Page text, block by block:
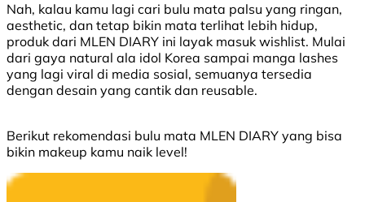
Nah, kalau kamu lagi cari bulu mata palsu yang ringan,
aesthetic, dan tetap bikin mata terlihat lebih hidup,
produk dari MLEN DIARY ini layak masuk wishlist. Mulai
dari gaya natural ala idol Korea sampai manga lashes
yang lagi viral di media sosial, semuanya tersedia
dengan desain yang cantik dan reusable.
Berikut rekomendasi bulu mata MLEN DIARY yang bisa
bikin makeup kamu naik level!